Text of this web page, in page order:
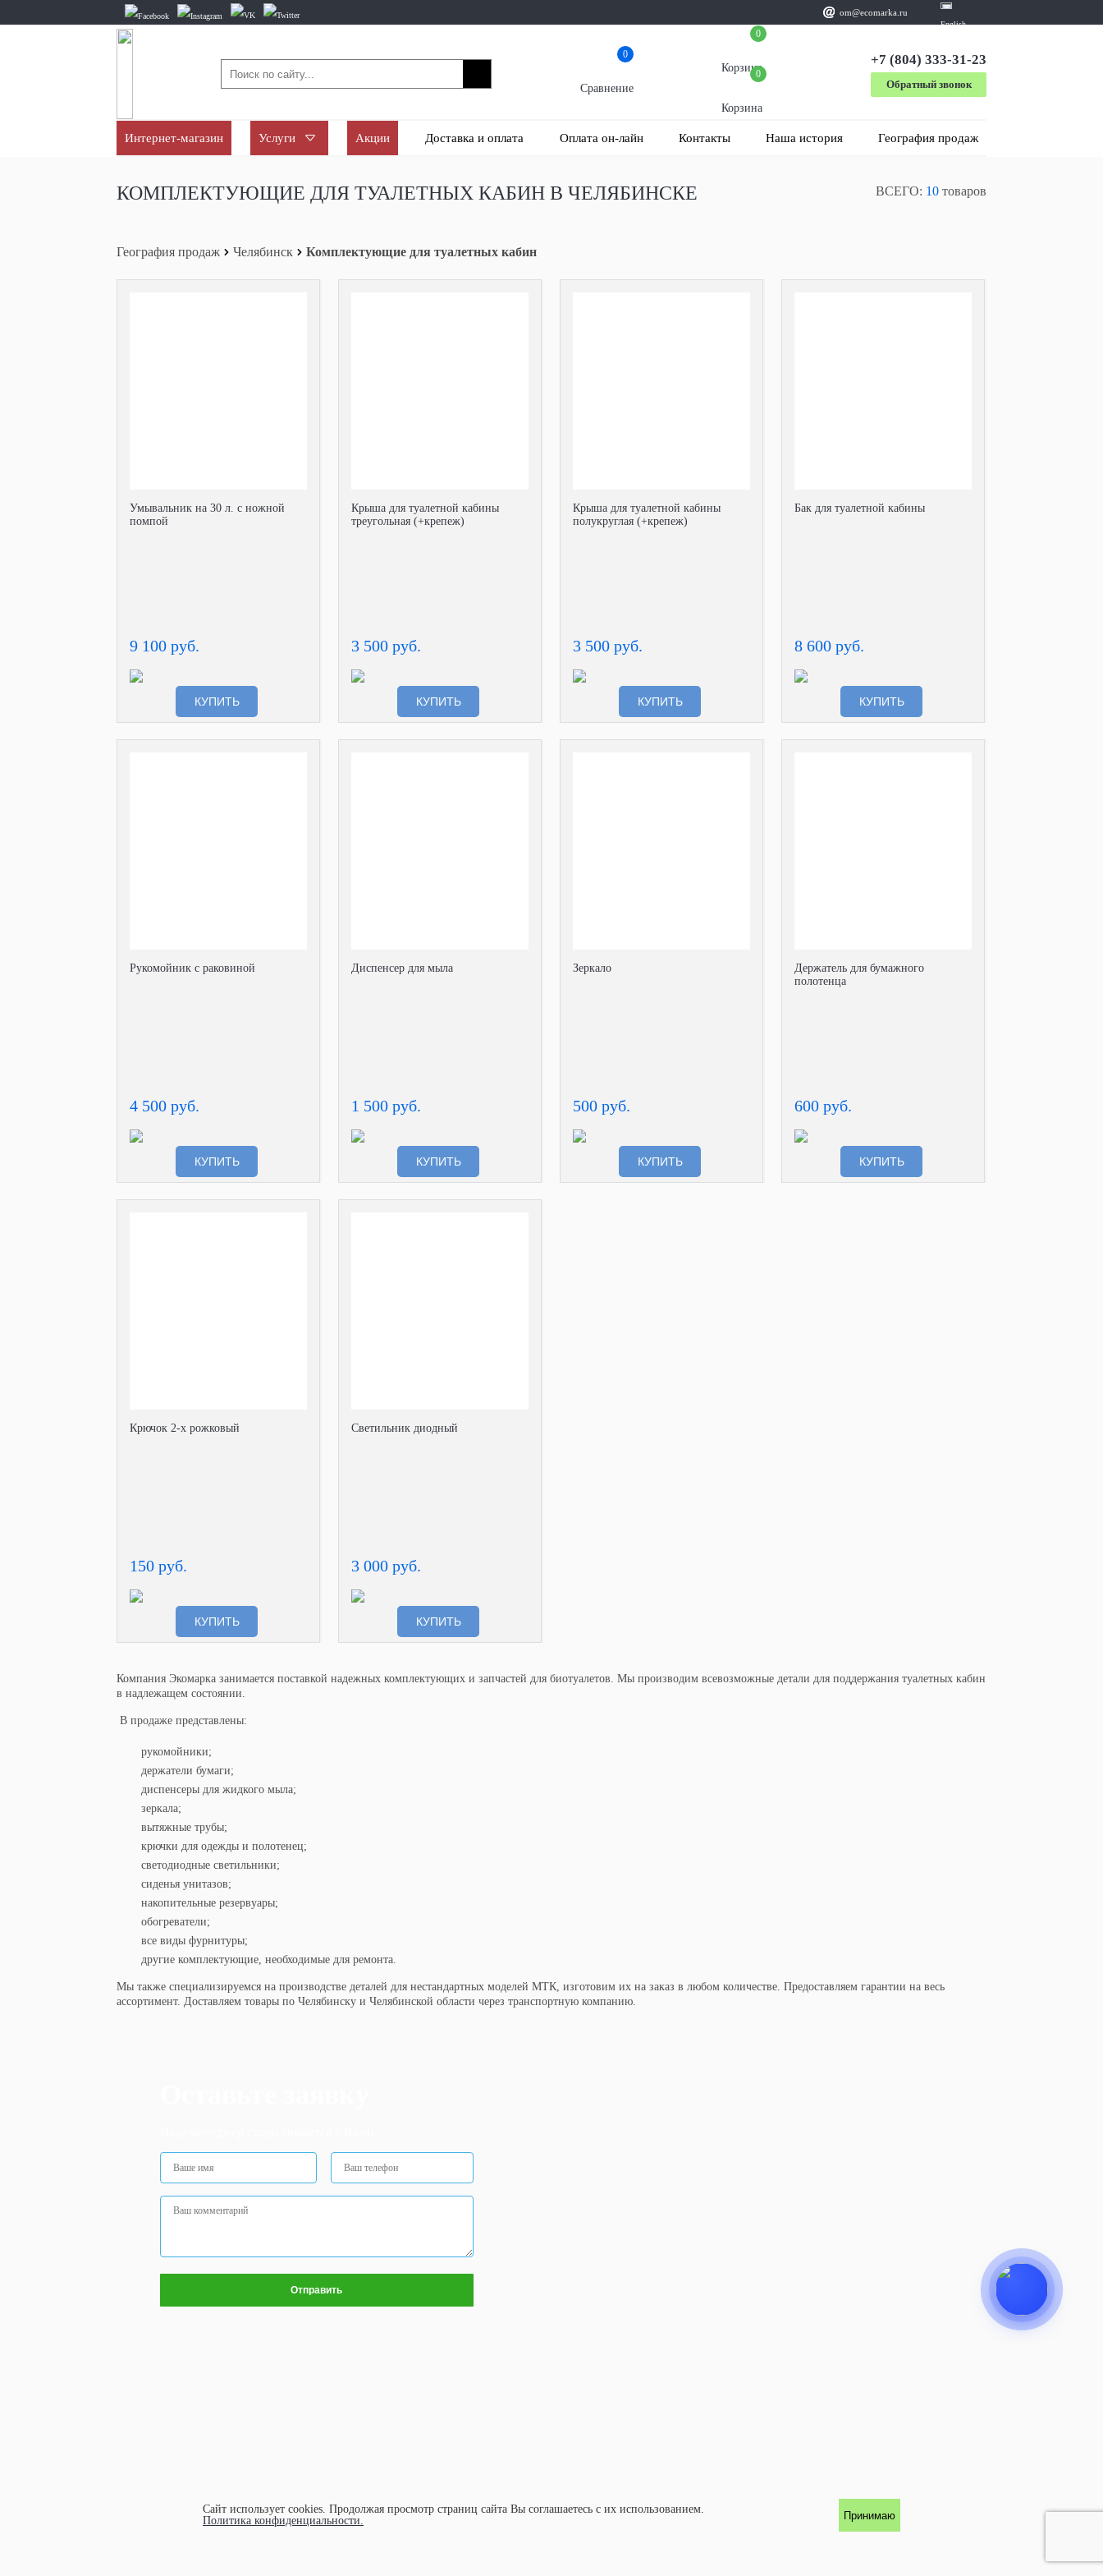
English
om@ecomarka.ru
0
Сравнение
0
Корзина
0
Корзина
+7 (804) 333-31-23
Обратный звонок
Интернет-магазин Услуги Акции Доставка и оплата Оплата он-лайн Контакты Наша история География продаж
КОМПЛЕКТУЮЩИЕ ДЛЯ ТУАЛЕТНЫХ КАБИН В ЧЕЛЯБИНСКЕ ВСЕГО: 10 товаров
География продаж Челябинск Комплектующие для туалетных кабин
Умывальник на 30 л. с ножной
помпой
9 100 руб.
КУПИТЬ
Крыша для туалетной кабины
треугольная (+крепеж)
3 500 руб.
КУПИТЬ
Крыша для туалетной кабины
полукруглая (+крепеж)
3 500 руб.
КУПИТЬ
Бак для туалетной кабины
8 600 руб.
КУПИТЬ
Рукомойник с раковиной
4 500 руб.
КУПИТЬ
Диспенсер для мыла
1 500 руб.
КУПИТЬ
Зеркало
500 руб.
КУПИТЬ
Держатель для бумажного
полотенца
600 руб.
КУПИТЬ
Крючок 2-х рожковый
150 руб.
КУПИТЬ
Светильник диодный
3 000 руб.
КУПИТЬ
Компания Экомарка занимается поставкой надежных комплектующих и запчастей для биотуалетов. Мы производим всевозможные детали для поддержания туалетных кабин
в надлежащем состоянии.
В продаже представлены:
рукомойники;
держатели бумаги;
диспенсеры для жидкого мыла;
зеркала;
вытяжные трубы;
крючки для одежды и полотенец;
светодиодные светильники;
сиденья унитазов;
накопительные резервуары;
обогреватели;
все виды фурнитуры;
другие комплектующие, необходимые для ремонта.
Мы также специализируемся на производстве деталей для нестандартных моделей МТК, изготовим их на заказ в любом количестве. Предоставляем гарантии на весь
ассортимент. Доставляем товары по Челябинску и Челябинской области через транспортную компанию.
Сайт использует cookies. Продолжая просмотр страниц сайта Вы соглашаетесь с их использованием.
Политика конфиденциальности.
Принимаю